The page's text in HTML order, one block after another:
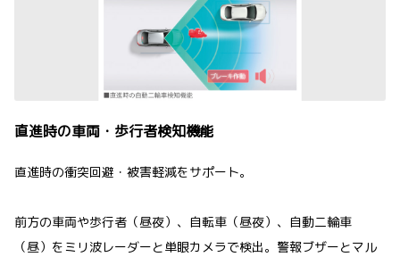
直進時の車両・歩行者検知機能
直進時の衝突回避・被害軽減をサポート。
前方の車両や歩行者（昼夜）、自転車（昼夜）、自動二輪車
（昼）をミリ波レーダーと単眼カメラで検出。警報ブザーとマル